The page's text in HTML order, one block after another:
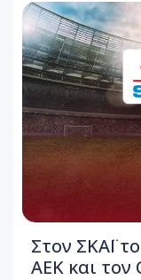
Στον ΣΚΑΪ
ΑΕΚ και